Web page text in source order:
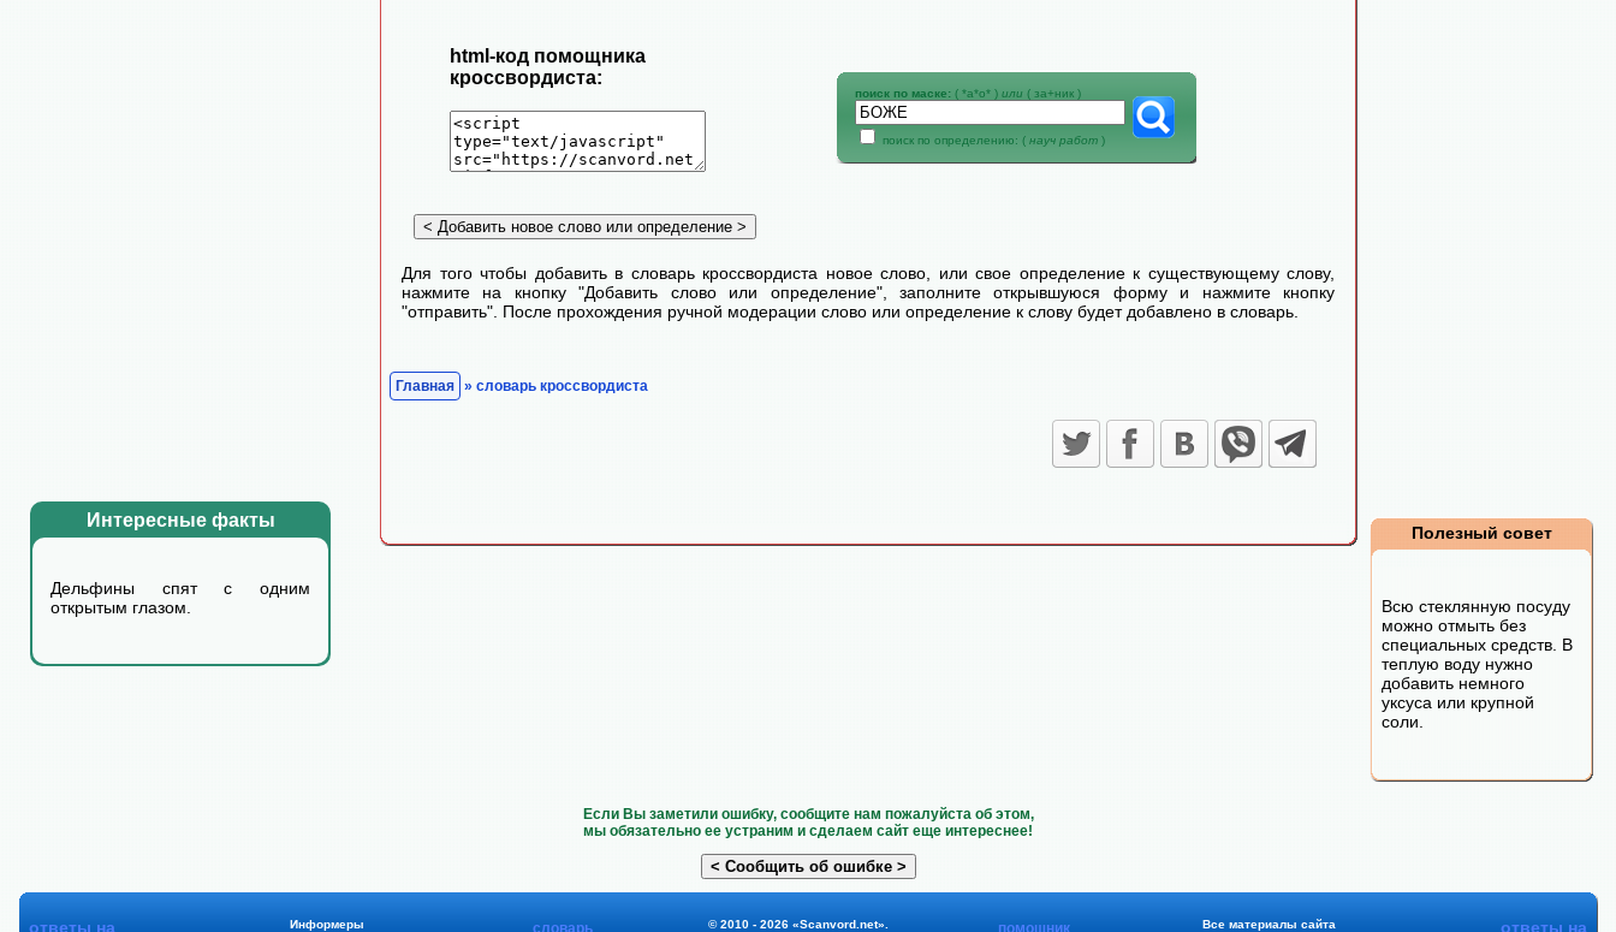
Интересные факты
Дельфины спят с одним
открытым глазом.
html-код помощника
кроссвордиста:
поиск по маске: ( *а*о* ) или ( за+ник )
поиск по определению: ( науч работ )
Для того чтобы добавить в словарь кроссвордиста новое слово, или свое определение к существующему слову,
нажмите на кнопку "Добавить слово или определение", заполните открывшуюся форму и нажмите кнопку
"отправить". После прохождения ручной модерации слово или определение к слову будет добавлено в словарь.
Главная » словарь кроссвордиста
Полезный совет
Всю стеклянную посуду
можно отмыть без
специальных средств. В
теплую воду нужно
добавить немного
уксуса или крупной
соли.
Если Вы заметили ошибку, сообщите нам пожалуйста об этом,
мы обязательно ее устраним и сделаем сайт еще интереснее!
ответы на
Информеры
словарь
© 2010 - 2026 «Scanvord.net».
помощник
Все материалы сайта
ответы на